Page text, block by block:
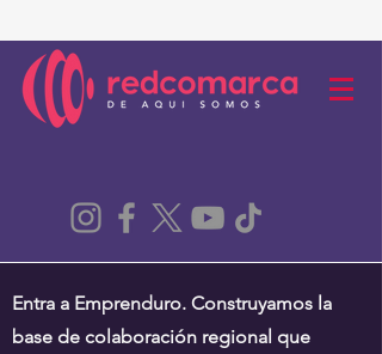
Entra a Emprenduro. Construyamos la
base de colaboración regional que